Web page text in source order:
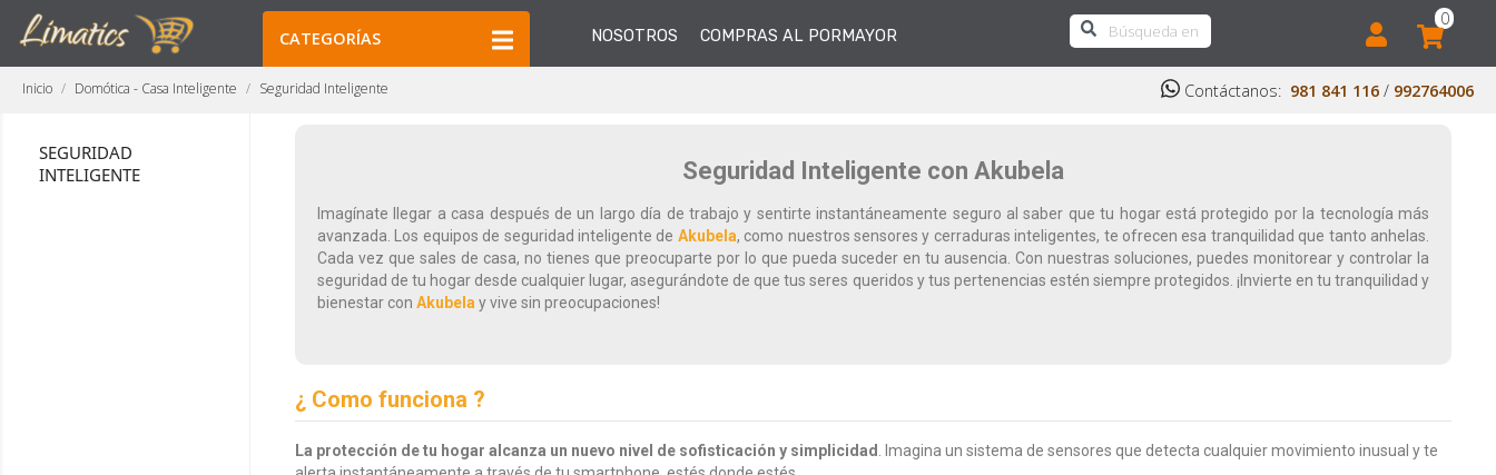
CATEGORÍAS COMPRAS AL PORMAYOR
NOSOTROS
0
Inicio Domótica - Casa Inteligente Seguridad Inteligente Contáctanos: 981 841 116 / 992764006
SEGURIDAD
INTELIGENTE
Seguridad Inteligente con Akubela
Imagínate llegar a casa después de un largo día de trabajo y sentirte instantáneamente seguro al saber que tu hogar está protegido por la tecnología más
avanzada. Los equipos de seguridad inteligente de Akubela, como nuestros sensores y cerraduras inteligentes, te ofrecen esa tranquilidad que tanto anhelas.
Cada vez que sales de casa, no tienes que preocuparte por lo que pueda suceder en tu ausencia. Con nuestras soluciones, puedes monitorear y controlar la
seguridad de tu hogar desde cualquier lugar, asegurándote de que tus seres queridos y tus pertenencias estén siempre protegidos. ¡Invierte en tu tranquilidad y
bienestar con Akubela y vive sin preocupaciones!
¿ Como funciona ?
La protección de tu hogar alcanza un nuevo nivel de sofisticación y simplicidad
. Imagina un sistema de sensores que detecta cualquier movimiento inusual y te